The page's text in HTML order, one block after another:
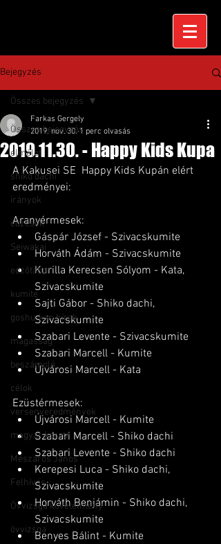
Bejegyzés
Összes bejegyzés
elmélet
shiko dachi
irányok
edzések
Seiwakai
edzőtábor
kumite
goshu-kan hírek
magasság
beszámoló
célok
versenyeredmények
magyar karate
Mészáros János
Felhívás
Övvizsga követelmény
övvizsga
Összes bejegyzés
2019.11.30. - Happy Kids Kupa
Farkas Gergely
2019. nov. 30. 1 perc olvasás
A Kakusei SE  Happy Kids Kupán elért
eredményei:
Aranyérmesek:
Gáspár József - Szivacskumite
Horváth Ádám - Szivacskumite
Kurilla Kerecsen Sólyom - Kata,
Szivacskumite
Sajti Gábor - Shiko dachi,
Szivacskumite
Szabari Levente - Szivacskumite
Szabari Marcell - Kumite
Újvárosi Marcell - Kata
Ezüstérmesek:
Újvárosi Marcell - Kumite
Szabari Marcell - Shiko dachi
Szabari Levente - Shiko dachi
Kerepesi Luca - Shiko dachi,
Szivacskumite
Horváth Benjámin - Shiko dachi,
Szivacskumite
Benyes Bálint - Kumite